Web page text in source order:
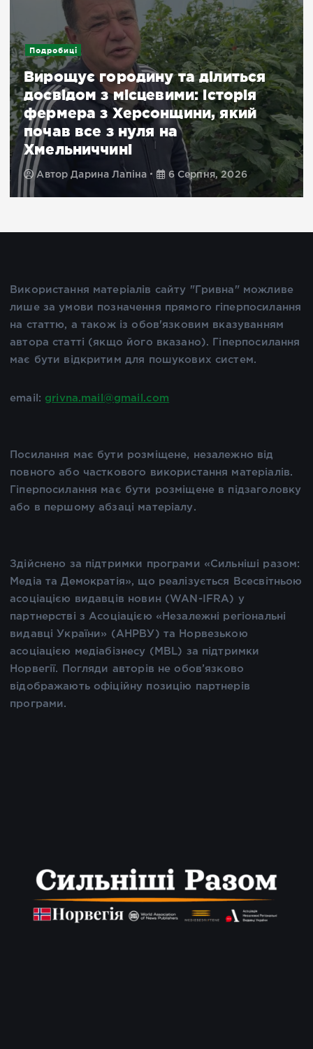
Подробиці
Вирощує городину та ділиться
досвідом з місцевими: історія
фермера з Херсонщини, який
почав все з нуля на
Хмельниччині
АвторДарина Лапіна 6 Серпня, 2026
Використання матеріалів сайту "Гривна" можливе
лише за умови позначення прямого гіперпосилання
на статтю, а також із обов'язковим вказуванням
автора статті (якщо його вказано). Гіперпосилання
має бути відкритим для пошукових систем.
email: grivna.mail@gmail.com
Посилання має бути розміщене, незалежно від
повного або часткового використання матеріалів.
Гіперпосилання має бути розміщене в підзаголовку
або в першому абзаці матеріалу.
Здійснено за підтримки програми «Сильніші разом:
Медіа та Демократія», що реалізується Всесвітньою
асоціацією видавців новин (WAN-IFRA) у
партнерстві з Асоціацією «Незалежні регіональні
видавці України» (АНРВУ) та Норвезькою
асоціацією медіабізнесу (MBL) за підтримки
Норвегії. Погляди авторів не обов’язково
відображають офіційну позицію партнерів
програми.